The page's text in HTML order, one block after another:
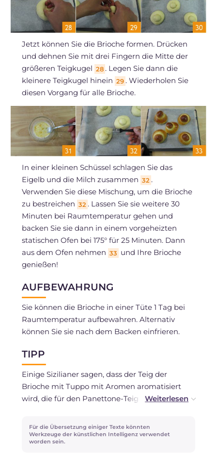
Jetzt können Sie die Brioche formen. Drücken
und dehnen Sie mit drei Fingern die Mitte der
größeren Teigkugel 28 . Legen Sie dann die
kleinere Teigkugel hinein 29 . Wiederholen Sie
diesen Vorgang für alle Brioche.
In einer kleinen Schüssel schlagen Sie das
Eigelb und die Milch zusammen 32 .
Verwenden Sie diese Mischung, um die Brioche
zu bestreichen 32 . Lassen Sie sie weitere 30
Minuten bei Raumtemperatur gehen und
backen Sie sie dann in einem vorgeheizten
statischen Ofen bei 175° für 25 Minuten. Dann
aus dem Ofen nehmen 33 und Ihre Brioche
genießen!
AUFBEWAHRUNG
Sie können die Brioche in einer Tüte 1 Tag bei
Raumtemperatur aufbewahren. Alternativ
können Sie sie nach dem Backen einfrieren.
TIPP
Einige Sizilianer sagen, dass der Teig der
Brioche mit Tuppo mit Aromen aromatisiert
wird, die für den Panettone-Teig verwendet
empfehlen, den Teig mit einem Orangenaroma
zu veredeln: Schale oder Extrakt sind perfekt!
Für die Übersetzung einiger Texte könnten
Werkzeuge der künstlichen Intelligenz verwendet
worden sein.